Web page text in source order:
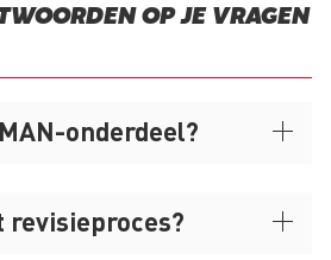
OP JE VRAGEN
onderdeel?
revisieproces?